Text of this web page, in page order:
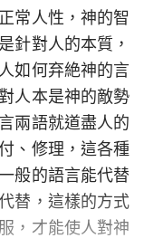
常人性，神的智
針對人的本質，
如何弃絶神的言
人本是神的敵勢
兩語就道盡人的
、修理，這各種
般的語言能代替
替，這樣的方式
，才能使人對神